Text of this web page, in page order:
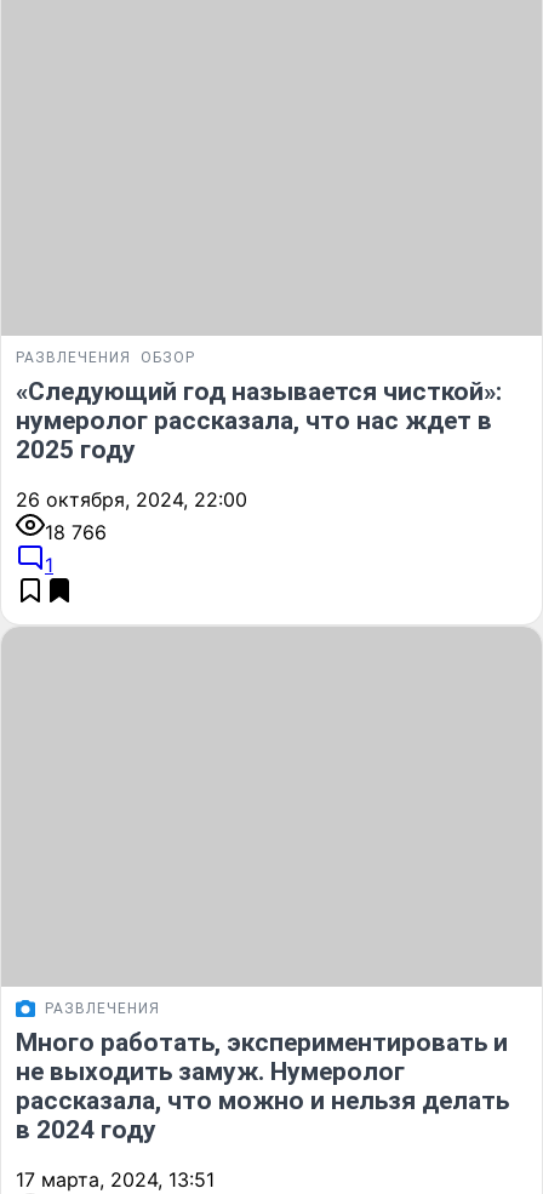
РАЗВЛЕЧЕНИЯ ОБЗОР
«Следующий год называется чисткой»:
нумеролог рассказала, что нас ждет в
2025 году
26 октября, 2024, 22:00
18 766
1
РАЗВЛЕЧЕНИЯ
Много работать, экспериментировать и
не выходить замуж. Нумеролог
рассказала, что можно и нельзя делать
в 2024 году
17 марта, 2024, 13:51